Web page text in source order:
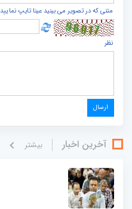
متنی که در تصویر می بینید عینا تایپ نمایید
نظر
آخرین اخبار بيشتر